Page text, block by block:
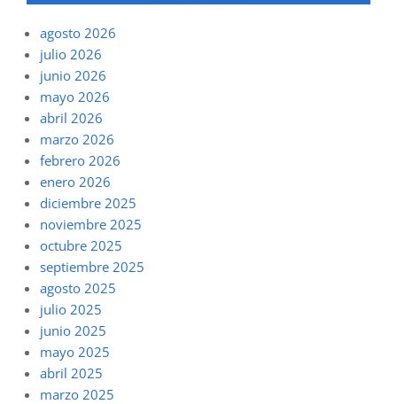
agosto 2026
julio 2026
junio 2026
mayo 2026
abril 2026
marzo 2026
febrero 2026
enero 2026
diciembre 2025
noviembre 2025
octubre 2025
septiembre 2025
agosto 2025
julio 2025
junio 2025
mayo 2025
abril 2025
marzo 2025